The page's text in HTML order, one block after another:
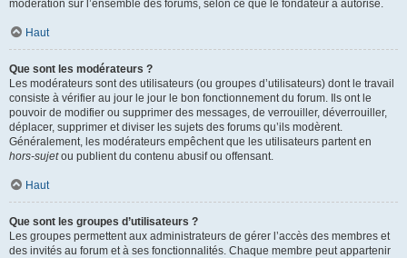
modération sur l’ensemble des forums, selon ce que le fondateur a autorisé.
Haut
Que sont les modérateurs ?
Les modérateurs sont des utilisateurs (ou groupes d’utilisateurs) dont le travail
consiste à vérifier au jour le jour le bon fonctionnement du forum. Ils ont le
pouvoir de modifier ou supprimer des messages, de verrouiller, déverrouiller,
déplacer, supprimer et diviser les sujets des forums qu’ils modèrent.
Généralement, les modérateurs empêchent que les utilisateurs partent en
hors-sujetou publient du contenu abusif ou offensant.
Haut
Que sont les groupes d’utilisateurs ?
Les groupes permettent aux administrateurs de gérer l’accès des membres et
des invités au forum et à ses fonctionnalités. Chaque membre peut appartenir